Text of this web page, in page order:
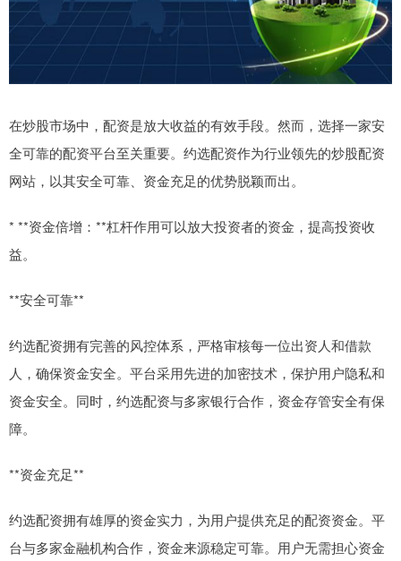
在炒股市场中，配资是放大收益的有效手段。然而，选择一家安
全可靠的配资平台至关重要。约选配资作为行业领先的炒股配资
网站，以其安全可靠、资金充足的优势脱颖而出。
* **资金倍增：**杠杆作用可以放大投资者的资金，提高投资收
益。
**安全可靠**
约选配资拥有完善的风控体系，严格审核每一位出资人和借款
人，确保资金安全。平台采用先进的加密技术，保护用户隐私和
资金安全。同时，约选配资与多家银行合作，资金存管安全有保
障。
**资金充足**
约选配资拥有雄厚的资金实力，为用户提供充足的配资资金。平
台与多家金融机构合作，资金来源稳定可靠。用户无需担心资金